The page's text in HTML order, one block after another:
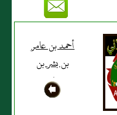
أحمد بن عامر
بن بشر بن
حامد
المروروذي